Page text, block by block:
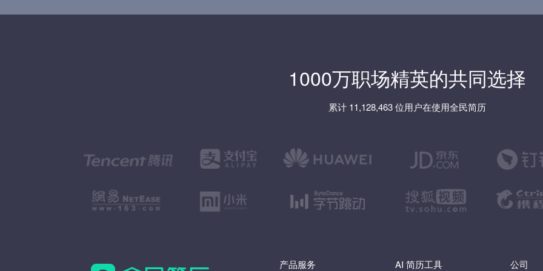
1000万职场精英的共同选择
累计 11,128,463 位用户在使用全民简历
产品服务 AI 简历工具 公司